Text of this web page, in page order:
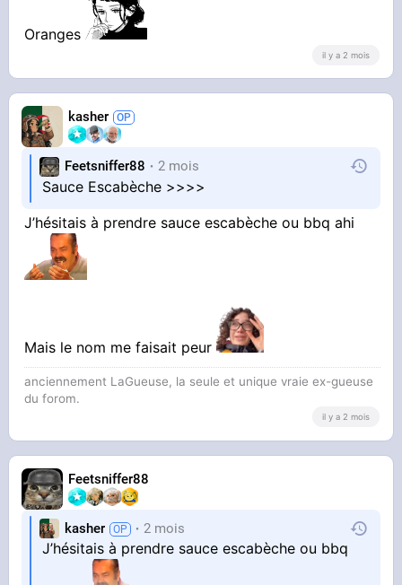
Oranges
il y a 2 mois
kasher
Feetsniffer88 2 mois
Sauce Escabèche >>>>
J’hésitais à prendre sauce escabèche ou bbq ahi
Mais le nom me faisait peur
anciennement LaGueuse, la seule et unique vraie ex-gueuse
du forom.
il y a 2 mois
Feetsniffer88
kasher 2 mois
J’hésitais à prendre sauce escabèche ou bbq